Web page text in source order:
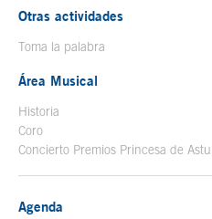
Otras actividades
Toma la palabra
Área Musical
Historia
Coro
Concierto Premios Princesa de
Agenda